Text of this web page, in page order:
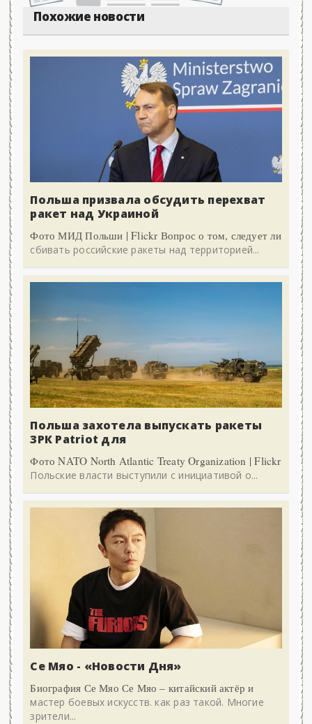
Похожие новости
Польша призвала обсудить перехват
ракет над Украиной
Фото МИД Польши | Flickr Вопрос о том, следует ли
сбивать российские ракеты над территорией...
Польша захотела выпускать ракеты
ЗРК Patriot для
Фото NATO North Atlantic Treaty Organization | Flickr
Польские власти выступили с инициативой о...
Се Мяо - «Новости Дня»
Биография Се Мяо Се Мяо – китайский актёр и
мастер боевых искусств. как раз такой. Многие
зрители...